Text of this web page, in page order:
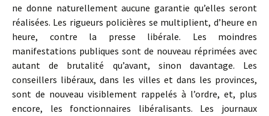
ne donne naturellement aucune garantie qu’elles seront
réalisées. Les rigueurs policières se multiplient, d’heure en
heure, contre la presse libérale. Les moindres
manifestations publiques sont de nouveau réprimées avec
autant de brutalité qu’avant, sinon davantage. Les
conseillers libéraux, dans les villes et dans les provinces,
sont de nouveau visiblement rappelés à l’ordre, et, plus
encore, les fonctionnaires libéralisants. Les journaux